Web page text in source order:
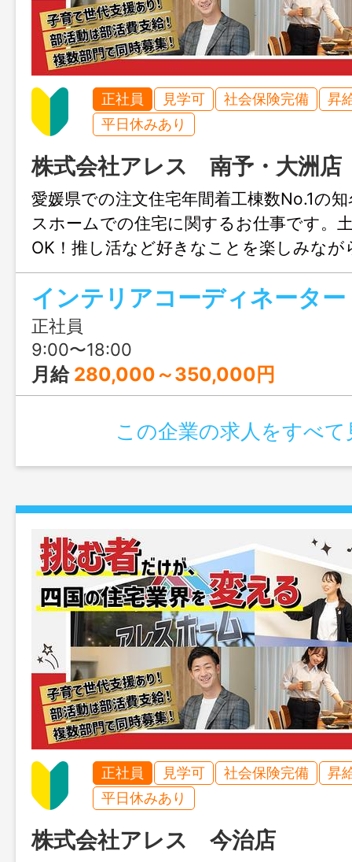
正社員 見学可 社会保険完備
昇
平日休みあり
株式会社アレス 南予・大洲店
愛媛県での注文住宅年間着工棟数No.1の
スホームでの住宅に関するお仕事です。
OK！推し活など好きなことを楽しみな
きます♪結婚や出産のタイミングでも安心
も充実！人生設計が変わっても安定して
リアチェンジしてみませんか？職場見学
ます！
インテリアコーディネーター
正社員
9:00〜18:00
月給 280,000～350,000円
この企業の求人をすべて
正社員 見学可 社会保険完備
昇
平日休みあり
株式会社アレス 今治店